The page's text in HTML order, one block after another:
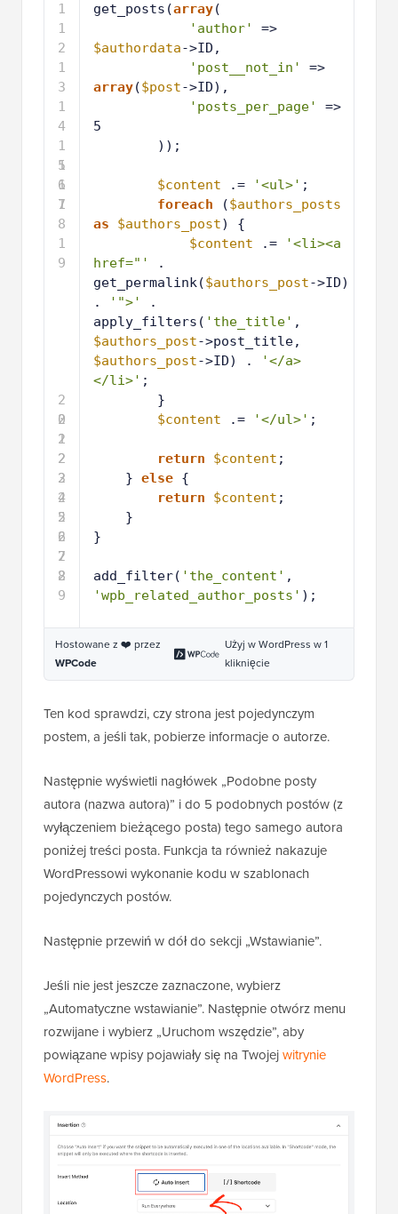
1
1
2
1
3
1
4
1
5
1
6
1
7
1
8
1
9
2
0
2
1
2
2
2
3
2
4
2
5
2
6
2
7
2
8
2
9
get_posts(array(
'author'
$authordata->ID,
'post__not_in'
array($post->ID),
'posts_per_page'
=>
5
));
$content .= '<ul>' ;
foreach
($authors_posts
as
$authors_post) {
$content
.=
'<li><a
href="'
.
get_permalink($authors_post->ID)
.
'">'
.
apply_filters( 'the_title'
$authors_post
$authors_post->ID) .
'</a>
</li>' ;
}
$content
.= '</ul>' ;
return $content ;
} else {
return
$content ;
}
}
add_filter( 'the_content'
'wpb_related_author_posts' );
Hostowane z ❤️ przez
WPCode
Użyj w WordPress w 1
kliknięcie
Ten kod sprawdzi, czy strona jest pojedynczym
postem, a jeśli tak, pobierze informacje o autorze.
Następnie wyświetli nagłówek „Podobne posty
autora (nazwa autora)” i do 5 podobnych postów (z
wyłączeniem bieżącego posta) tego samego autora
poniżej treści posta. Funkcja ta również nakazuje
WordPressowi wykonanie kodu w szablonach
pojedynczych postów.
Następnie przewiń w dół do sekcji „Wstawianie”.
Jeśli nie jest jeszcze zaznaczone, wybierz
„Automatyczne wstawianie”. Następnie otwórz menu
rozwijane i wybierz „Uruchom wszędzie”, aby
powiązane wpisy pojawiały się na Twojejwitrynie
WordPress.